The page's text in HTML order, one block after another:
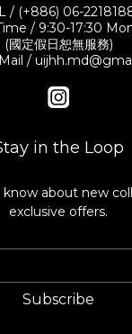
/ (+886) 06-
/ 9:30-17:30
(國定假日恕無服務)
/
in the Loop
about new
exclusive offers.
Subscribe